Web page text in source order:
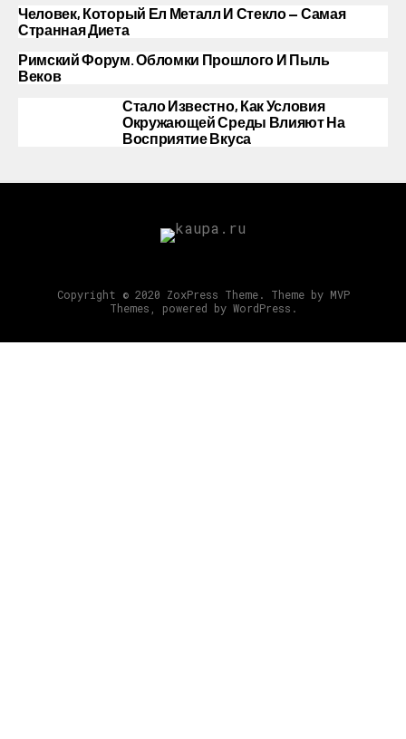
Человек, Который Ел Металл И Стекло — Самая
Странная Диета
Римский Форум. Обломки Прошлого И Пыль
Веков
Стало Известно, Как Условия
Окружающей Среды Влияют На
Восприятие Вкуса
Copyright © 2020 ZoxPress Theme. Theme by MVP
Themes, powered by WordPress.